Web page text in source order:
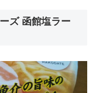
ズ 函館塩ラー